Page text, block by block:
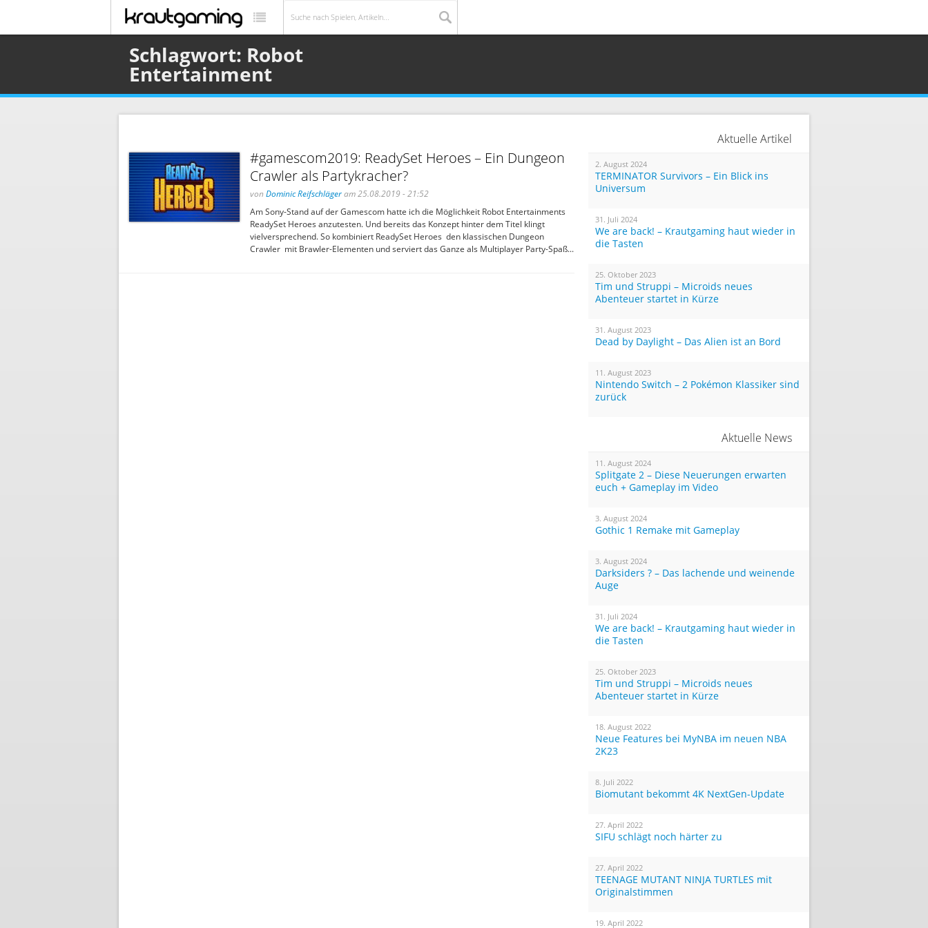
Schlagwort: Robot
Entertainment
#gamescom2019: ReadySet Heroes – Ein Dungeon
Crawler als Partykracher?
von Dominic Reifschlägeram 25.08.2019 - 21:52
Am Sony-Stand auf der Gamescom hatte ich die Möglichkeit Robot Entertainments
ReadySet Heroes anzutesten. Und bereits das Konzept hinter dem Titel klingt
vielversprechend. So kombiniert ReadySet Heroes den klassischen Dungeon
Crawler mit Brawler-Elementen und serviert das Ganze als Multiplayer Party-Spaß...
Aktuelle Artikel
2. August 2024
TERMINATOR Survivors – Ein Blick ins
Universum
31. Juli 2024
We are back! – Krautgaming haut wieder in
die Tasten
25. Oktober 2023
Tim und Struppi – Microids neues
Abenteuer startet in Kürze
31. August 2023
Dead by Daylight – Das Alien ist an Bord
11. August 2023
Nintendo Switch – 2 Pokémon Klassiker sind
zurück
Aktuelle News
11. August 2024
Splitgate 2 – Diese Neuerungen erwarten
euch + Gameplay im Video
3. August 2024
Gothic 1 Remake mit Gameplay
3. August 2024
Darksiders ? – Das lachende und weinende
Auge
31. Juli 2024
We are back! – Krautgaming haut wieder in
die Tasten
25. Oktober 2023
Tim und Struppi – Microids neues
Abenteuer startet in Kürze
18. August 2022
Neue Features bei MyNBA im neuen NBA
2K23
8. Juli 2022
Biomutant bekommt 4K NextGen-Update
27. April 2022
SIFU schlägt noch härter zu
27. April 2022
TEENAGE MUTANT NINJA TURTLES mit
Originalstimmen
19. April 2022